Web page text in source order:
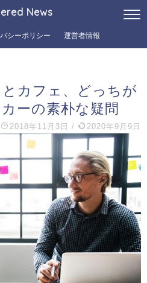
News
シーポリシー 運営者情報
カフェ、どっちが
ーの素朴な疑問
2018年11月3日 / 2020年9月9日